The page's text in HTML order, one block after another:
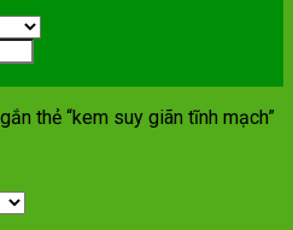
thẻ “kem suy giãn tĩnh mạch”